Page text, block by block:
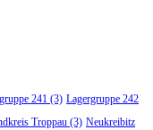
241 (3) Lagergruppe 242
Troppau (3) Neukreibitz